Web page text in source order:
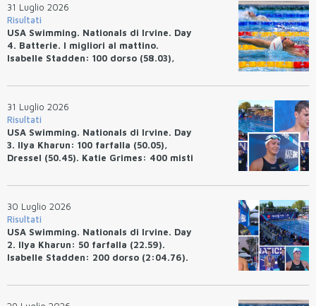
31 Luglio 2026
Risultati
USA Swimming. Nationals di Irvine. Day
4. Batterie. I migliori al mattino.
Isabelle Stadden: 100 dorso (58.03),
tempo.
31 Luglio 2026
Risultati
USA Swimming. Nationals di Irvine. Day
3. Ilya Kharun: 100 farfalla (50.05),
Dressel (50.45). Katie Grimes: 400 misti
Bottazzo terza nei 50 rana (30.51)
30 Luglio 2026
Risultati
USA Swimming. Nationals di Irvine. Day
2. Ilya Kharun: 50 farfalla (22.59).
Isabelle Stadden: 200 dorso (2:04.76).